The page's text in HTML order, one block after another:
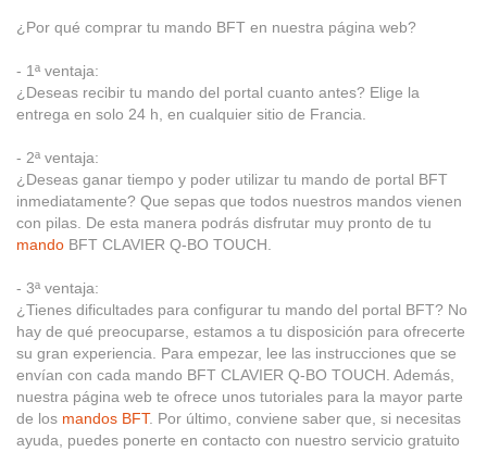
¿Por qué comprar tu mando BFT en nuestra página web?
- 1ª ventaja:
¿Deseas recibir tu mando del portal cuanto antes? Elige la
entrega en solo 24 h, en cualquier sitio de Francia.
- 2ª ventaja:
¿Deseas ganar tiempo y poder utilizar tu mando de portal BFT
inmediatamente? Que sepas que todos nuestros mandos vienen
con pilas. De esta manera podrás disfrutar muy pronto de tu
mando BFT CLAVIER Q-BO TOUCH.
- 3ª ventaja:
¿Tienes dificultades para configurar tu mando del portal BFT? No
hay de qué preocuparse, estamos a tu disposición para ofrecerte
su gran experiencia. Para empezar, lee las instrucciones que se
envían con cada mando BFT CLAVIER Q-BO TOUCH. Además,
nuestra página web te ofrece unos tutoriales para la mayor parte
de los mandos BFT. Por último, conviene saber que, si necesitas
ayuda, puedes ponerte en contacto con nuestro servicio gratuito